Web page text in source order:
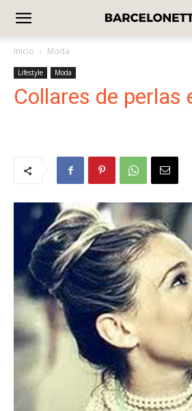
Inicio Moda
Lifestyle Moda
Collares de perlas